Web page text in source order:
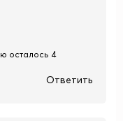
осталось 4
Ответить